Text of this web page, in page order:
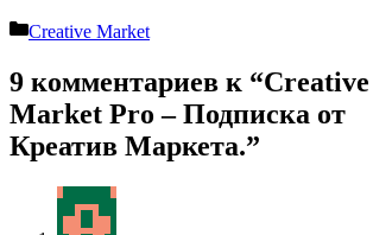
Рубрики
Creative Market
9 комментариев к “Creative
Market Pro – Подписка от
Креатив Маркета.”